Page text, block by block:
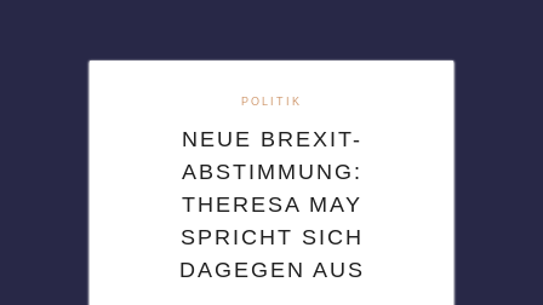
POLITIK
NEUE BREXIT-
ABSTIMMUNG:
THERESA MAY
SPRICHT SICH
DAGEGEN AUS